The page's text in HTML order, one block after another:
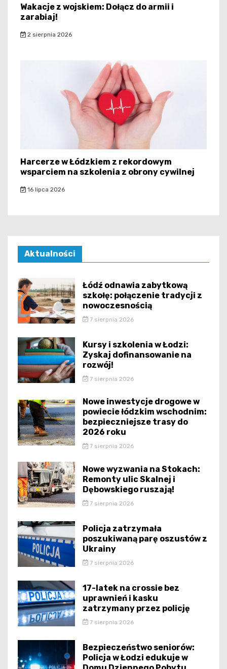
Wakacje z wojskiem: Dołącz do armii i
zarabiaj!
2 sierpnia 2026
Harcerze w Łódzkiem z rekordowym
wsparciem na szkolenia z obrony cywilnej
16 lipca 2026
Aktualności
Łódź odnawia zabytkową
szkołę: połączenie tradycji z
nowoczesnością
7 sierpnia 2026
Kursy i szkolenia w Łodzi:
Zyskaj dofinansowanie na
rozwój!
7 sierpnia 2026
Nowe inwestycje drogowe w
powiecie łódzkim wschodnim:
bezpieczniejsze trasy do
2026 roku
7 sierpnia 2026
Nowe wyzwania na Stokach:
Remonty ulic Skalnej i
Dębowskiego ruszają!
7 sierpnia 2026
Policja zatrzymała
poszukiwaną parę oszustów z
Ukrainy
7 sierpnia 2026
17-latek na crossie bez
uprawnień i kasku
zatrzymany przez policję
7 sierpnia 2026
Bezpieczeństwo seniorów:
Policja w Łodzi edukuje w